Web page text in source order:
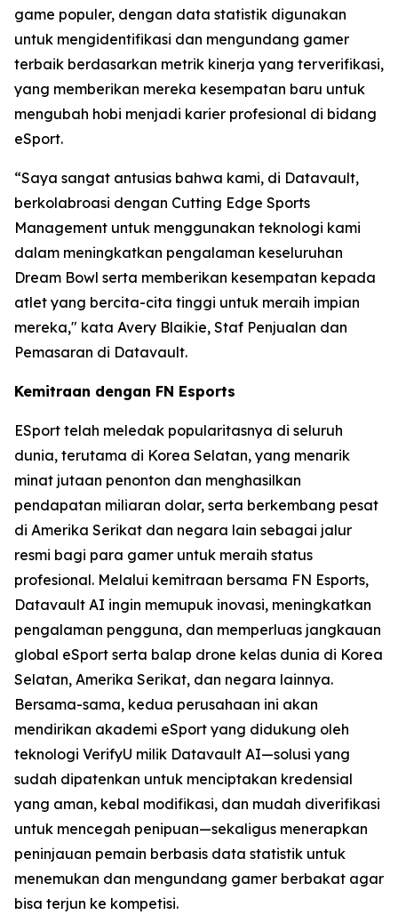
game populer, dengan data statistik digunakan
untuk mengidentifikasi dan mengundang gamer
terbaik berdasarkan metrik kinerja yang terverifikasi,
yang memberikan mereka kesempatan baru untuk
mengubah hobi menjadi karier profesional di bidang
eSport.
“Saya sangat antusias bahwa kami, di Datavault,
berkolabroasi dengan Cutting Edge Sports
Management untuk menggunakan teknologi kami
dalam meningkatkan pengalaman keseluruhan
Dream Bowl serta memberikan kesempatan kepada
atlet yang bercita-cita tinggi untuk meraih impian
mereka," kata Avery Blaikie, Staf Penjualan dan
Pemasaran di Datavault.
Kemitraan dengan FN Esports
ESport telah meledak popularitasnya di seluruh
dunia, terutama di Korea Selatan, yang menarik
minat jutaan penonton dan menghasilkan
pendapatan miliaran dolar, serta berkembang pesat
di Amerika Serikat dan negara lain sebagai jalur
resmi bagi para gamer untuk meraih status
profesional. Melalui kemitraan bersama FN Esports,
Datavault AI ingin memupuk inovasi, meningkatkan
pengalaman pengguna, dan memperluas jangkauan
global eSport serta balap drone kelas dunia di Korea
Selatan, Amerika Serikat, dan negara lainnya.
Bersama-sama, kedua perusahaan ini akan
mendirikan akademi eSport yang didukung oleh
teknologi VerifyU milik Datavault AI—solusi yang
sudah dipatenkan untuk menciptakan kredensial
yang aman, kebal modifikasi, dan mudah diverifikasi
untuk mencegah penipuan—sekaligus menerapkan
peninjauan pemain berbasis data statistik untuk
menemukan dan mengundang gamer berbakat agar
bisa terjun ke kompetisi.